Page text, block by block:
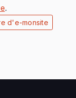
.
d'e-monsite